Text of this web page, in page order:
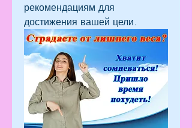
рекомендациям для
достижения вашей цели.